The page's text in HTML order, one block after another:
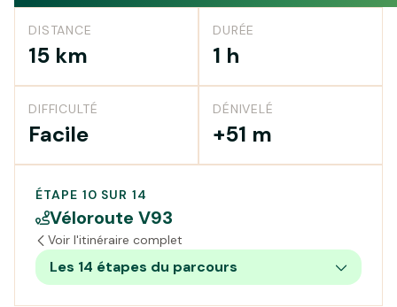
DISTANCE
15 km
DURÉE
1 h
DIFFICULTÉ
Facile
DÉNIVELÉ
+51 m
ÉTAPE 10 SUR 14
Véloroute V93
Voir l'itinéraire complet
Les 14 étapes du parcours